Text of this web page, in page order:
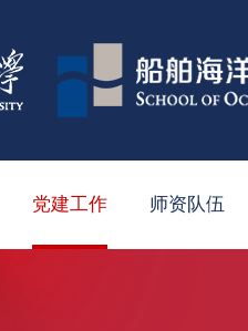
党建工作 师资队伍